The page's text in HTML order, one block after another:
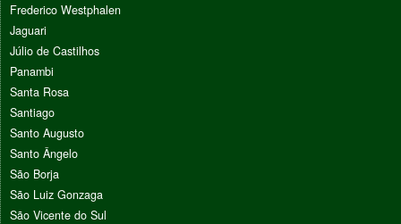
Frederico Westphalen
Jaguari
Júlio de Castilhos
Panambi
Santa Rosa
Santiago
Santo Augusto
Santo Ângelo
São Borja
São Luiz Gonzaga
São Vicente do Sul